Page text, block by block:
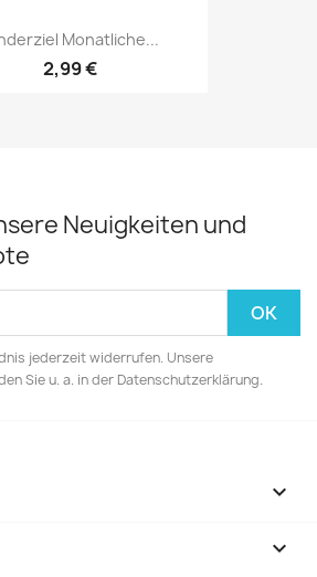
Monatliche...
2,99 €
Neuigkeiten und
jederzeit widerrufen. Unsere
Sie u. a. in der Datenschutzerklärung.

